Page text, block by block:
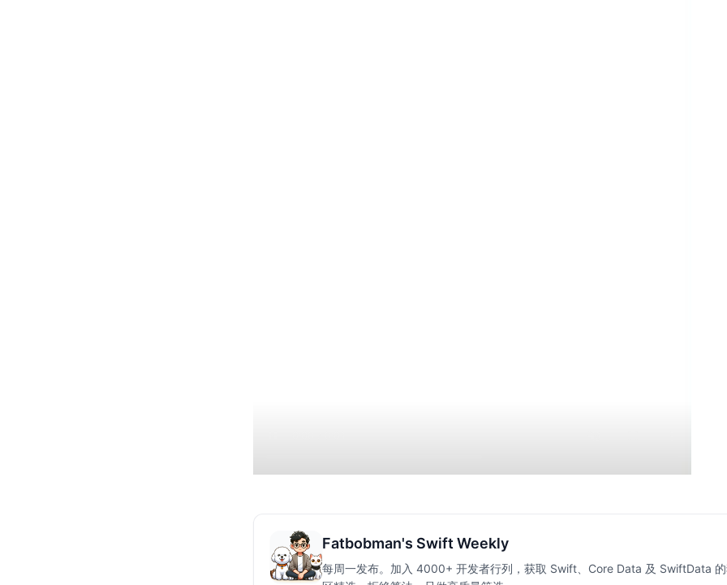
Fatbobman's Swift Weekly
每周一发布。加入 4000+ 开发者行列，获取 Swift、Core Data 及 SwiftData